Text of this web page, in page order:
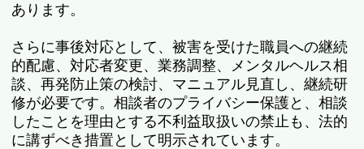
あります。
さらに事後対応として、被害を受けた職員への継続
的配慮、対応者変更、業務調整、メンタルヘルス相
談、再発防止策の検討、マニュアル見直し、継続研
修が必要です。相談者のプライバシー保護と、相談
したことを理由とする不利益取扱いの禁止も、法的
に講ずべき措置として明示されています。